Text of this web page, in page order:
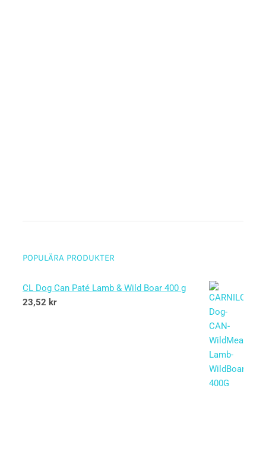
POPULÄRA PRODUKTER
CL Dog Can Paté Lamb & Wild Boar 400 g
23,52 kr